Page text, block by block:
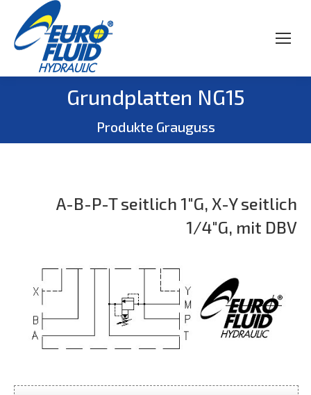
Grundplatten NG15
Produkte Grauguss
Sie befinden sich hier:
A-B-P-T seitlich 1″G, X-Y seitlich
1/4″G, mit DBV